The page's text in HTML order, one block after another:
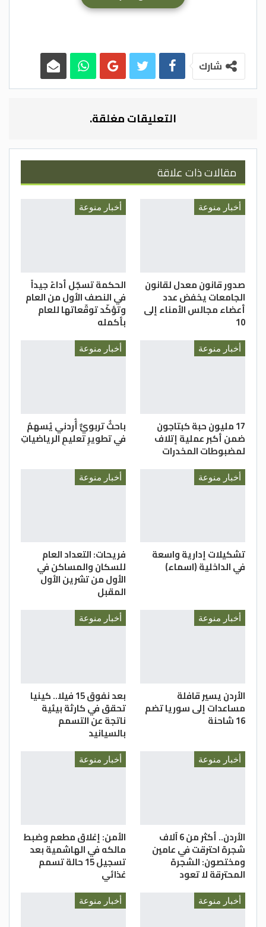
شارك
التعليقات مغلقة.
مقالات ذات علاقة
أخبار منوعة
صدور قانون معدل لقانون
الجامعات يخفض عدد
أعضاء مجالس الأمناء إلى
10
أخبار منوعة
الحكمة تسجّل أداءً جيداً
في النصف الأول من العام
وتؤكّد توقّعاتها للعام
بأكمله
أخبار منوعة
17 مليون حبة كبتاجون
ضمن أكبر عملية إتلاف
لمضبوطات المخدرات
أخبار منوعة
باحثٌ تربويٌّ أُردني يُسهمُ
في تطويرِ تعليمِ الرياضياتِ
أخبار منوعة
تشكيلات إدارية واسعة
في الداخلية (اسماء)
أخبار منوعة
فريحات: التعداد العام
للسكان والمساكن في
الأول من تشرين الأول
المقبل
أخبار منوعة
الأردن يسير قافلة
مساعدات إلى سوريا تضم
16 شاحنة
أخبار منوعة
بعد نفوق 15 فيلا.. كينيا
تحقق في كارثة بيئية
ناتجة عن التسمم
بالسيانيد
أخبار منوعة
الأردن.. أكثر من 6 آلاف
شجرة احترقت في عامين
ومختصون: الشجرة
المحترقة لا تعود
أخبار منوعة
الأمن: إغلاق مطعم وضبط
مالكه في الهاشمية بعد
تسجيل 15 حالة تسمم
غذائي
أخبار منوعة أخبار منوعة